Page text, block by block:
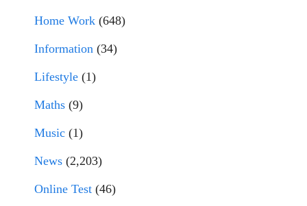
Home Work (648)
Information (34)
Lifestyle (1)
Maths (9)
Music (1)
News (2,203)
Online Test (46)